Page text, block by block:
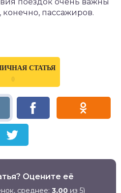
пассажиров.
СТАТЬЯ
0
Оцените её
среднее: 3,00 из 5)